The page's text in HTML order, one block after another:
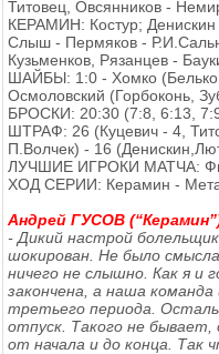
Титовец, Овсянников -
КЕРАМИН: Костур; Денискин
Слыш - Пермяков -
Кузьменков, Рязанцев -
ШАЙБЫ: 1:0 - Хомко
Осмоловский (Горбоконь,
БРОСКИ: 20:30 (7:8, 6:13,
ШТРАФ: 26 (Куцевич - 4,
П.Волчек) - 16
ЛУЧШИЕ ИГРОКИ МАТЧА:
ХОД СЕРИИ: Керамин -
Андрей ГУСОВ
- Дикий настрой
шокирован. Не было
ничего не слышно. Как я и
закончена, а наша
третьего периода.
отпуск. Такого не
от начала и до конца. Так